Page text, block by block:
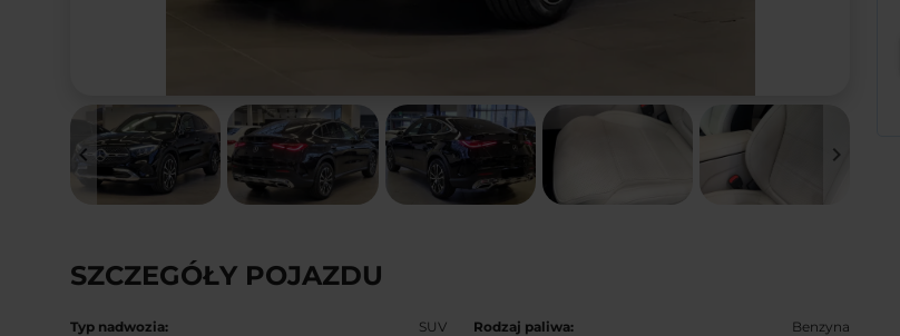
keyboard_arrow_left keyboard_arrow_right
SZCZEGÓŁY POJAZDU
Typ nadwozia: SUV Rodzaj paliwa: Benzyna